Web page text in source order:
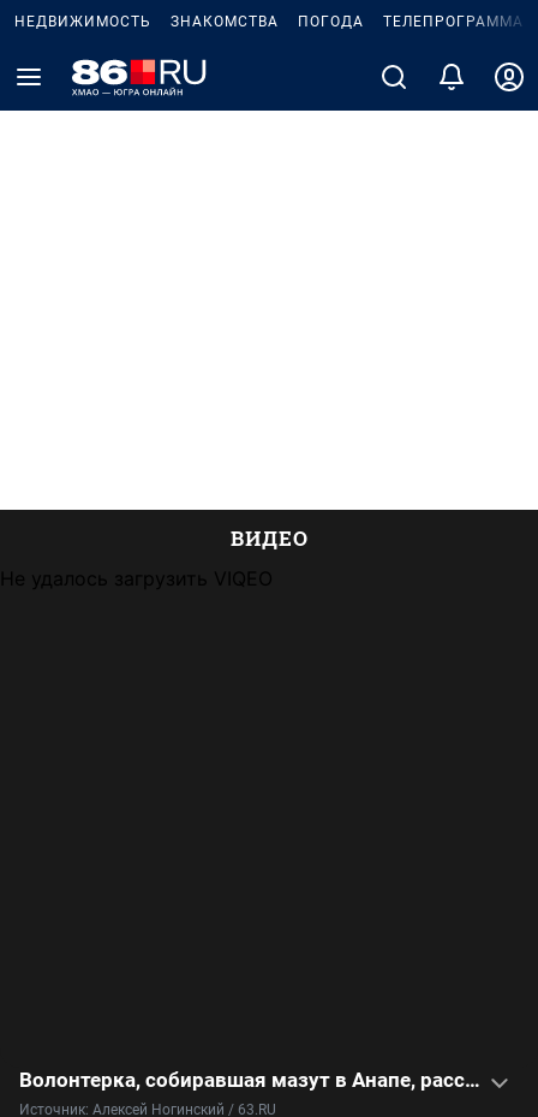
НЕДВИЖИМОСТЬ ЗНАКОМСТВА ПОГОДА ТЕЛЕПРОГРАММА
ВИДЕО
Не удалось загрузить VIQEO
Волонтерка, собиравшая мазут в Анапе, рассказала, что ее шокировало больше всего, — видео
Источник: Алексей Ногинский / 63.RU